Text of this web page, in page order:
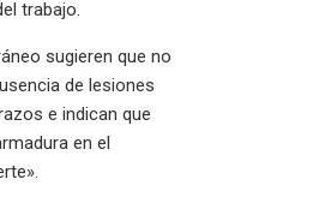
trabajo.
sugieren que no
de lesiones
e indican que
en el